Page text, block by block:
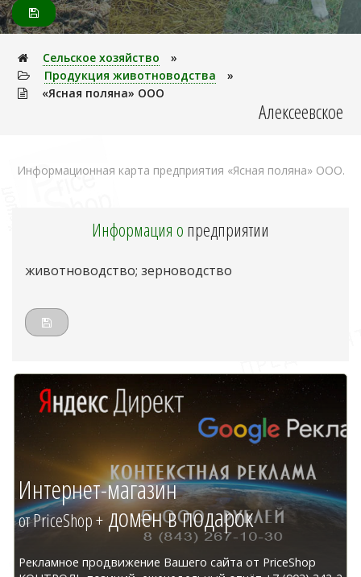
Сельское хозяйство
»
Продукция животноводства
»
«Ясная поляна» ООО
Алексеевское
Информационная карта предприятия «Ясная поляна» ООО.
Информация опредприятии
животноводство; зерноводство
Интернет-магазин
от PriceShop +домен в подарок
Рекламное продвижение Вашего сайта от PriceShop